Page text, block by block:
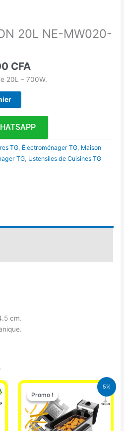
20L NE-MW020-
CFA
20L – 700W.
TG, Électroménager TG, Maison
TG, Ustensiles de Cuisines TG
cm.
5%
Promo !
Promo !
Le
initial
était :
39.000 CFA.
Le
prix
actuel
est :
37.000 CFA.